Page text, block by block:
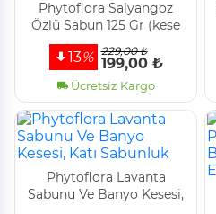
Phytoflora Salyangoz
Özlü Sabun 125 Gr (kese
Ve Sabunluk Hediyeli)
13% 229,00 ₺
199,00 ₺
Ücretsiz Kargo
Phytoflora Lavanta
Sabunu Ve Banyo Kesesi,